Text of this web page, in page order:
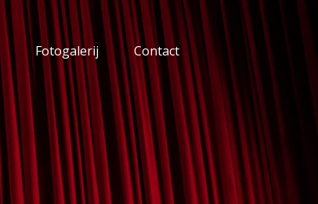
Fotogalerij Contact